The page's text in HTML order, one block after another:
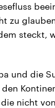
zu
steckt,
und die
nicht